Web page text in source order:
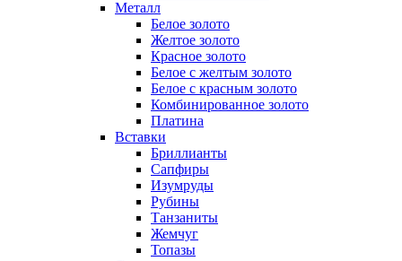
Металл
Белое золото
Желтое золото
Красное золото
Белое с желтым золото
Белое с красным золото
Комбинированное золото
Платина
Вставки
Бриллианты
Сапфиры
Изумруды
Рубины
Танзаниты
Жемчуг
Топазы